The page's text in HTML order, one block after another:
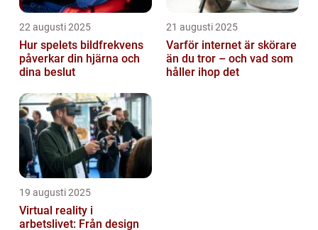
22 augusti 2025
Hur spelets bildfrekvens
påverkar din hjärna och
dina beslut
21 augusti 2025
Varför internet är skörare
än du tror – och vad som
håller ihop det
19 augusti 2025
Virtual reality i
arbetslivet: Från design